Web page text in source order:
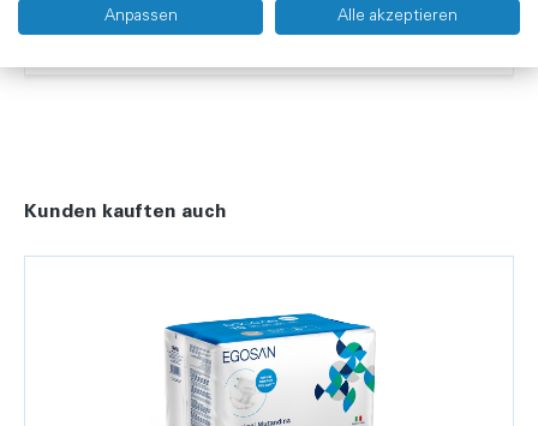
Lieferung und Rücksendung
Kunden kauften auch
Anpassen Alle akzeptieren